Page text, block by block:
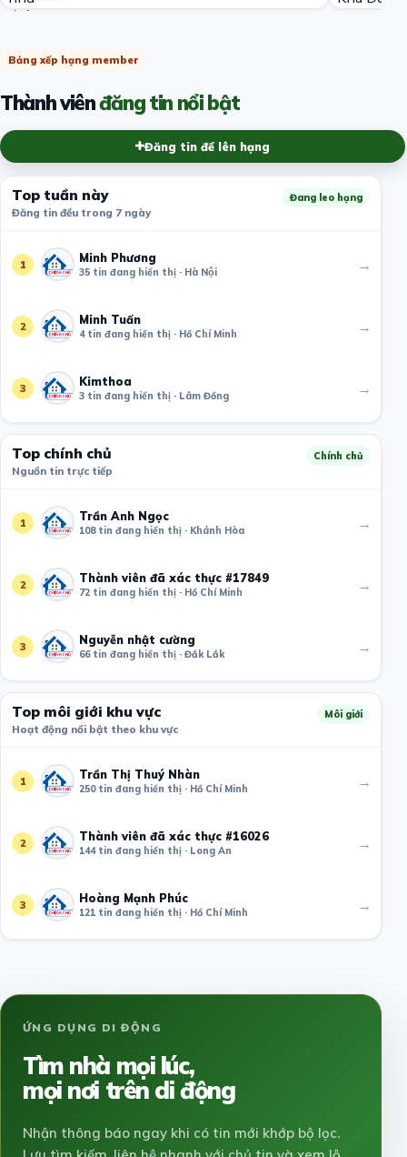
Bảng xếp hạng member
Thành viênđăng tin nổi bật
Đăng tin để lên hạng
Top tuần này
Đăng tin đều trong 7 ngày
Đang leo hạng
1 Minh Phương
35 tin đang hiển thị · Hà Nội →
2 Minh Tuấn
4 tin đang hiển thị · Hồ Chí Minh →
3 Kimthoa
3 tin đang hiển thị · Lâm Đồng →
Top chính chủ
Nguồn tin trực tiếp
Chính chủ
1 Trần Anh Ngọc
108 tin đang hiển thị · Khánh Hòa →
2 Thành viên đã xác thực #17849
72 tin đang hiển thị · Hồ Chí Minh →
3 Nguyễn nhật cường
66 tin đang hiển thị · Đắk Lắk →
Top môi giới khu vực
Hoạt động nổi bật theo khu vực
Môi giới
1 Trần Thị Thuý Nhàn
250 tin đang hiển thị · Hồ Chí Minh →
2 Thành viên đã xác thực #16026
144 tin đang hiển thị · Long An →
3 Hoàng Mạnh Phúc
121 tin đang hiển thị · Hồ Chí Minh →
ỨNG DỤNG DI ĐỘNG
Tìm nhà mọi lúc,
mọi nơi trên di động
Nhận thông báo ngay khi có tin mới khớp bộ lọc.